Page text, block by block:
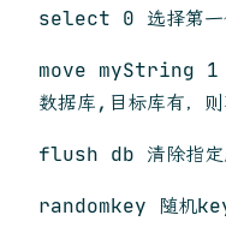
select 0 选择第一
move myString 1
数据库,目标库有，
flush db 清除指定
randomkey 随机